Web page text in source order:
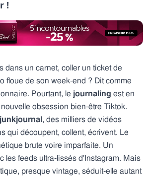
!
dans un carnet, coller un ticket de
floue de son week-end ? Dit comme
Pourtant, le journaling est en
obsession bien-être Tiktok.
, des milliers de vidéos
qui découpent, collent, écrivent. Le
brute voire imparfaite. Un
les feeds ultra-lissés d'Instagram. Mais
presque vintage, séduit-elle autant